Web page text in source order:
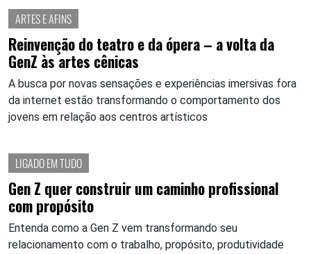
ARTES E AFINS
Reinvenção do teatro e da ópera – a volta da
GenZ às artes cênicas
A busca por novas sensações e experiências imersivas fora
da internet estão transformando o comportamento dos
jovens em relação aos centros artísticos
LIGADO EM TUDO
Gen Z quer construir um caminho profissional
com propósito
Entenda como a Gen Z vem transformando seu
relacionamento com o trabalho, propósito, produtividade